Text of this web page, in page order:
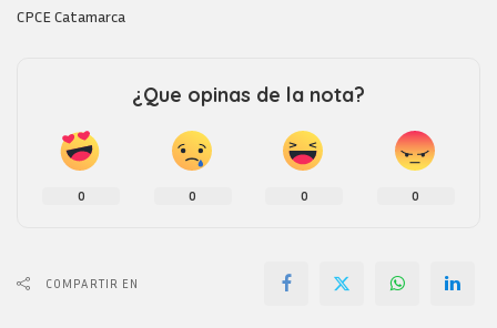
CPCE Catamarca
¿Que opinas de la nota?
0 0 0 0
COMPARTIR EN